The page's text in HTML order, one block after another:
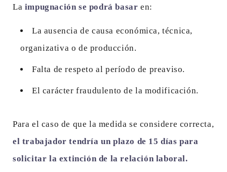
La impugnación se podrá basar en:
La ausencia de causa económica, técnica,
organizativa o de producción.
Falta de respeto al período de preaviso.
El carácter fraudulento de la modificación.
Para el caso de que la medida se considere correcta,
el trabajador tendría un plazo de 15 días para
solicitar la extinción de la relación laboral.